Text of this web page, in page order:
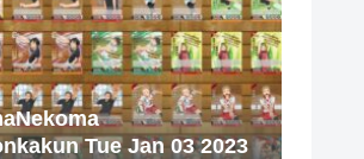
Tue Jan 03 2023